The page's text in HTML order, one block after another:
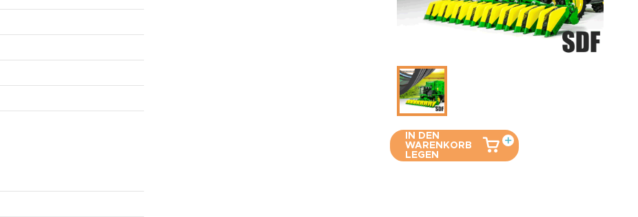
IN DEN
WARENKORB
LEGEN